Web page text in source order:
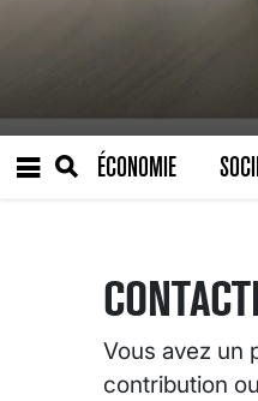
ÉCONOMIE
Vous avez un
contribution